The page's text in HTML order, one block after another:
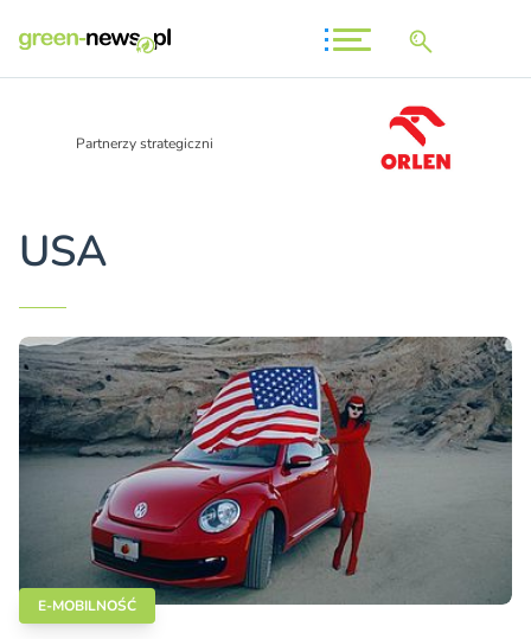
Partnerzy strategiczni
USA
E-MOBILNOŚĆ